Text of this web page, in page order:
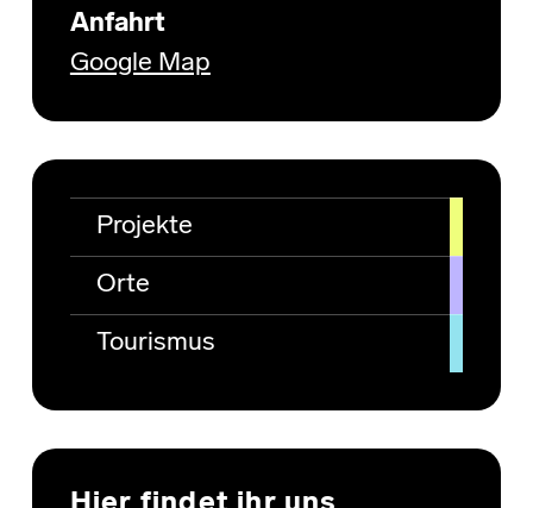
Anfahrt
Google Map
Projekte
Orte
Tourismus